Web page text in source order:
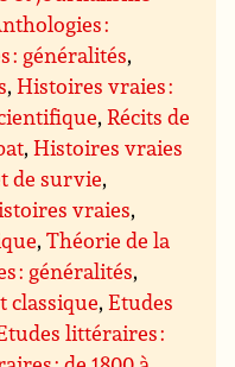
:
: généralités,
,Histoires vraies :
,Récits de
,Histoires vraies
de survie,
vraies,
,Théorie de la
: généralités,
classique,Etudes
littéraires :